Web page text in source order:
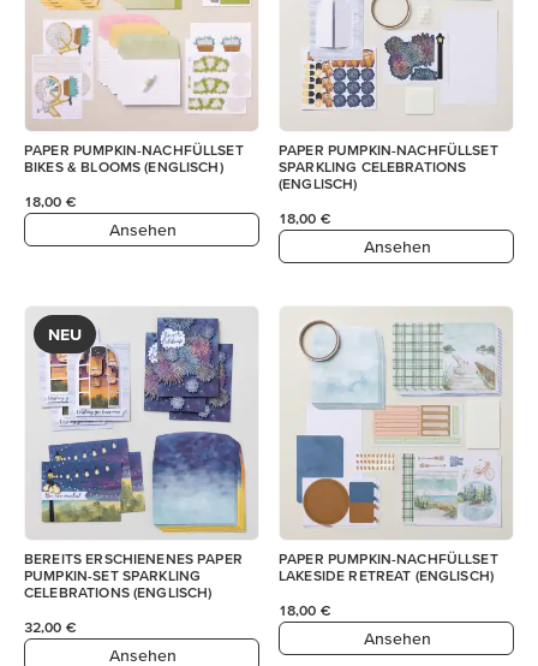
PAPER PUMPKIN-NACHFÜLLSET
BIKES & BLOOMS (ENGLISCH)
18,00 €
Ansehen
PAPER PUMPKIN-NACHFÜLLSET
SPARKLING CELEBRATIONS
(ENGLISCH)
18,00 €
Ansehen
NEU
BEREITS ERSCHIENENES PAPER
PUMPKIN-SET SPARKLING
CELEBRATIONS (ENGLISCH)
32,00 €
Ansehen
PAPER PUMPKIN-NACHFÜLLSET
LAKESIDE RETREAT (ENGLISCH)
18,00 €
Ansehen